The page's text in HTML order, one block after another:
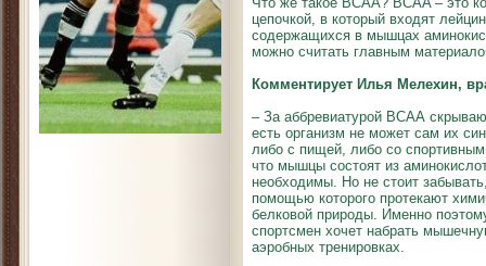
цепочкой, в который входят
содержащихся в мышцах
можно считать главным
Комментирует Илья Мелехин,
– За аббревиатурой ВСАА
есть организм не может сам их
либо с пищей, либо со
что мышцы состоят из
необходимы. Но не стоит
помощью которого протекают
белковой природы. Именно
спортсмен хочет набрать
аэробных тренировках.